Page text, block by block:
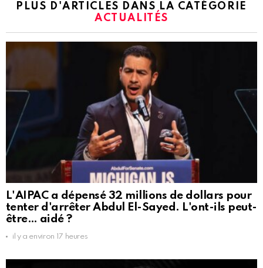
PLUS D'ARTICLES DANS LA CATÉGORIE
ACTUALITÉS
L'AIPAC a dépensé 32 millions de dollars pour
tenter d'arrêter Abdul El-Sayed. L'ont-ils peut-
être… aidé ?
il y a environ 17 heures